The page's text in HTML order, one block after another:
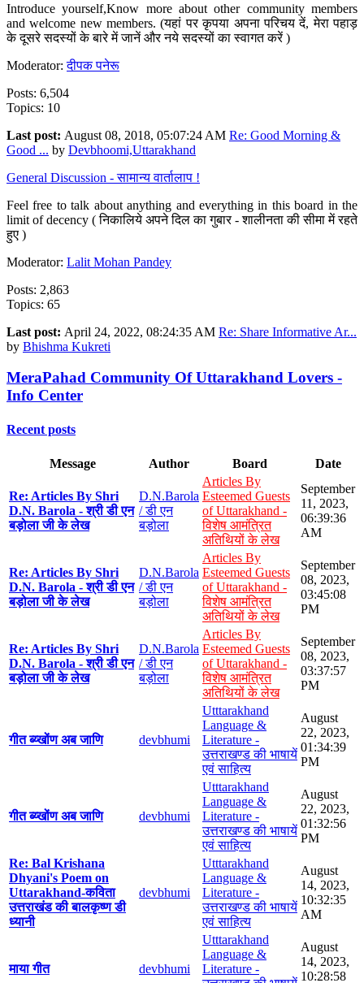
Introduce yourself,Know more about other community members
and welcome new members. (यहां पर कृपया अपना परिचय दें, मेरा पहाड़
के दूसरे सदस्यों के बारे में जानें और नये सदस्यों का स्वागत करें )
Moderator:दीपक पनेरू
Posts: 6,504
Topics: 10
Last post: August 08, 2018, 05:07:24 AM Re: Good Morning &
Good ... by Devbhoomi,Uttarakhand
General Discussion - सामान्य वार्तालाप !
Feel free to talk about anything and everything in this board in the
limit of decency ( निकालिये अपने दिल का गुबार - शालीनता की सीमा में रहते
हुए )
Moderator: Lalit Mohan Pandey
Posts: 2,863
Topics: 65
Last post: April 24, 2022, 08:24:35 AM Re: Share Informative Ar...
by Bhishma Kukreti
MeraPahad Community Of Uttarakhand Lovers -
Info Center
Recent posts
Message Author Board Date
Re: Articles By Shri
D.N. Barola - श्री डी एन
बड़ोला जी के लेख
D.N.Barola
/ डी एन
बड़ोला
Articles By
Esteemed Guests
of Uttarakhand -
विशेष आमंत्रित
अतिथियों के लेख
September
11, 2023,
06:39:36
AM
Re: Articles By Shri
D.N. Barola - श्री डी एन
बड़ोला जी के लेख
D.N.Barola
/ डी एन
बड़ोला
Articles By
Esteemed Guests
of Uttarakhand -
विशेष आमंत्रित
अतिथियों के लेख
September
08, 2023,
03:45:08
PM
Re: Articles By Shri
D.N. Barola - श्री डी एन
बड़ोला जी के लेख
D.N.Barola
/ डी एन
बड़ोला
Articles By
Esteemed Guests
of Uttarakhand -
विशेष आमंत्रित
अतिथियों के लेख
September
08, 2023,
03:37:57
PM
गीत ब्य्खोंण अब जाणि devbhumi
Utttarakhand
Language &
Literature -
उत्तराखण्ड की भाषायें
एवं साहित्य
August
22, 2023,
01:34:39
PM
गीत ब्य्खोंण अब जाणि devbhumi
Utttarakhand
Language &
Literature -
उत्तराखण्ड की भाषायें
एवं साहित्य
August
22, 2023,
01:32:56
PM
Re: Bal Krishana
Dhyani's Poem on
Uttarakhand-कविता
उत्तराखंड की बालकृष्ण डी
ध्यानी
devbhumi
Utttarakhand
Language &
Literature -
उत्तराखण्ड की भाषायें
एवं साहित्य
August
14, 2023,
10:32:35
AM
माया गीत devbhumi
Utttarakhand
Language &
Literature -
August
14, 2023,
10:28:58